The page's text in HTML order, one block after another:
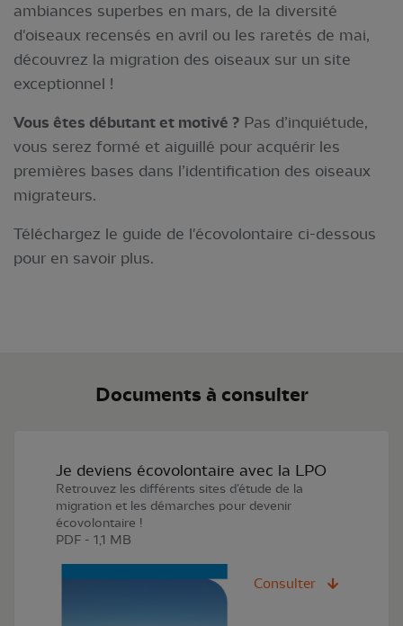
ambiances superbes en mars, de la diversité
d'oiseaux recensés en avril ou les raretés de mai,
découvrez la migration des oiseaux sur un site
exceptionnel !
Vous êtes débutant et motivé ? Pas d’inquiétude,
vous serez formé et aiguillé pour acquérir les
premières bases dans l’identification des oiseaux
migrateurs.
Téléchargez le guide de l'écovolontaire ci-dessous
pour en savoir plus.
Documents à consulter
Je deviens écovolontaire avec la LPO
Retrouvez les différents sites d'étude de la
migration et les démarches pour devenir
écovolontaire !
PDF - 1,1 MB
Consulter